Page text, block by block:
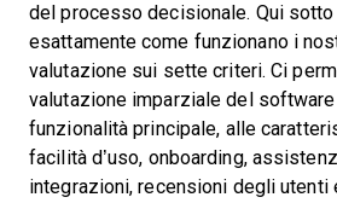
del processo decisionale. Qui
esattamente come funzionano i
valutazione sui sette criteri. Ci
valutazione imparziale del
funzionalità principale, alle
facilità d’uso, onboarding,
integrazioni, recensioni degli utenti